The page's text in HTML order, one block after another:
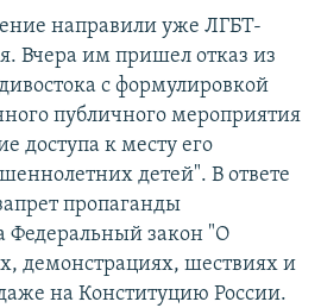
направили уже ЛГБТ-
Вчера им пришел отказ из
с формулировкой
публичного мероприятия
доступа к месту его
детей". В ответе
пропаганды
Федеральный закон "О
демонстрациях, шествиях и
на Конституцию России.